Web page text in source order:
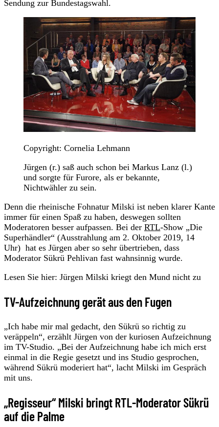
Sendung zur Bundestagswahl.
Copyright: Cornelia Lehmann
Jürgen (r.) saß auch schon bei Markus Lanz (l.)
und sorgte für Furore, als er bekannte,
Nichtwähler zu sein.
Denn die rheinische Fohnatur Milski ist neben klarer Kante
immer für einen Spaß zu haben, deswegen sollten
Moderatoren besser aufpassen. Bei der RTL-Show „Die
Superhändler“ (Ausstrahlung am 2. Oktober 2019, 14
Uhr) hat es Jürgen aber so sehr übertrieben, dass
Moderator Sükrü Pehlivan fast wahnsinnig wurde.
Lesen Sie hier: Jürgen Milski kriegt den Mund nicht zu
TV-Aufzeichnung gerät aus den Fugen
„Ich habe mir mal gedacht, den Sükrü so richtig zu
veräppeln“, erzählt Jürgen von der kuriosen Aufzeichnung
im TV-Studio. „Bei der Aufzeichnung habe ich mich erst
einmal in die Regie gesetzt und ins Studio gesprochen,
während Sükrü moderiert hat“, lacht Milski im Gespräch
mit uns.
„Regisseur“ Milski bringt RTL-Moderator Sükrü
auf die Palme